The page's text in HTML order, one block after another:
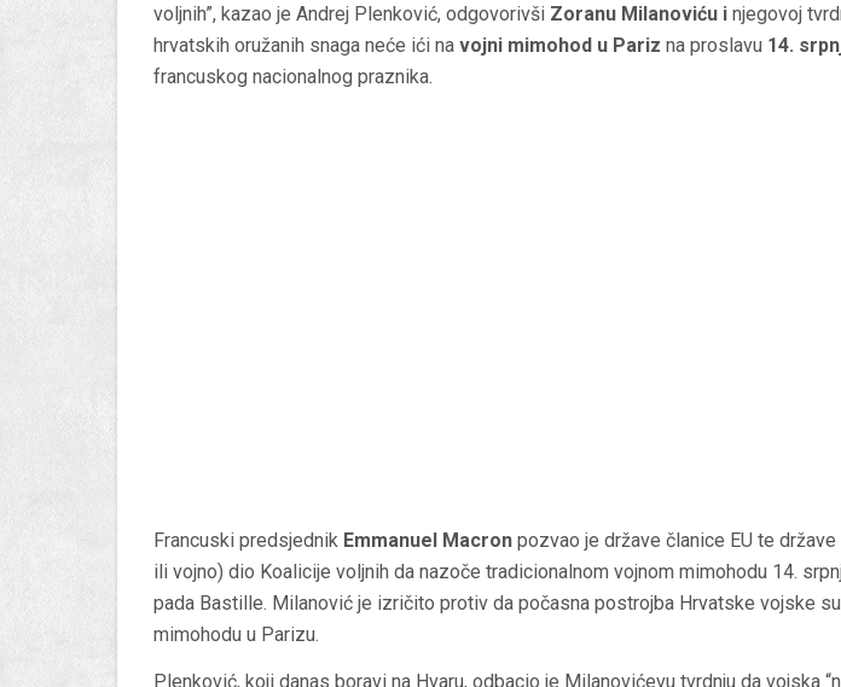
voljnih”, kazao je Andrej Plenković, odgovorivši Zoranu Milanoviću i njegovoj
hrvatskih oružanih snaga neće ići na vojni mimohod u Pariz na proslavu 14.
francuskog nacionalnog praznika.
Francuski predsjednik Emmanuel Macron pozvao je države članice EU te
ili vojno) dio Koalicije voljnih da nazoče tradicionalnom vojnom mimohodu 14.
pada Bastille. Milanović je izričito protiv da počasna postrojba Hrvatske vojske
mimohodu u Parizu.
Plenković, koji danas boravi na Hvaru, odbacio je Milanovićevu tvrdnju da vojska